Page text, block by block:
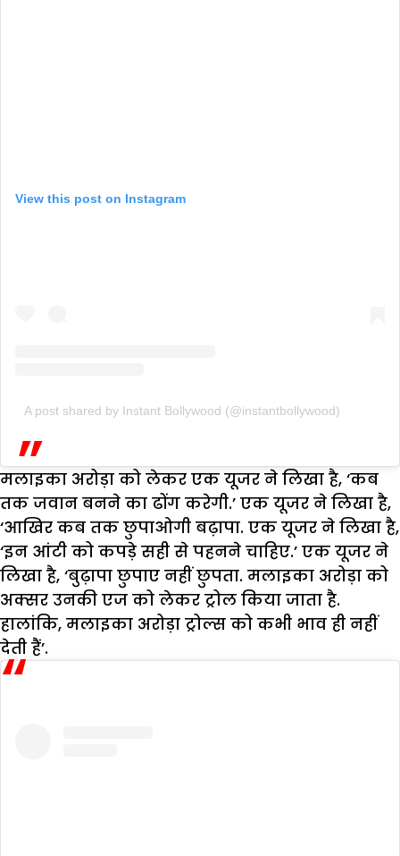
View this post on Instagram
A post shared by Instant Bollywood (@instantbollywood)
मलाइका अरोड़ा को लेकर एक यूजर ने लिखा है, ‘कब
तक जवान बनने का ढोंग करेगी.’ एक यूजर ने लिखा है,
‘आखिर कब तक छुपाओगी बढ़ापा. एक यूजर ने लिखा है,
‘इन आंटी को कपड़े सही से पहनने चाहिए.’ एक यूजर ने
लिखा है, ‘बुढ़ापा छुपाए नहीं छुपता. मलाइका अरोड़ा को
अक्सर उनकी एज को लेकर ट्रोल किया जाता है.
हालांकि, मलाइका अरोड़ा ट्रोल्स को कभी भाव ही नहीं
देती हैं’.